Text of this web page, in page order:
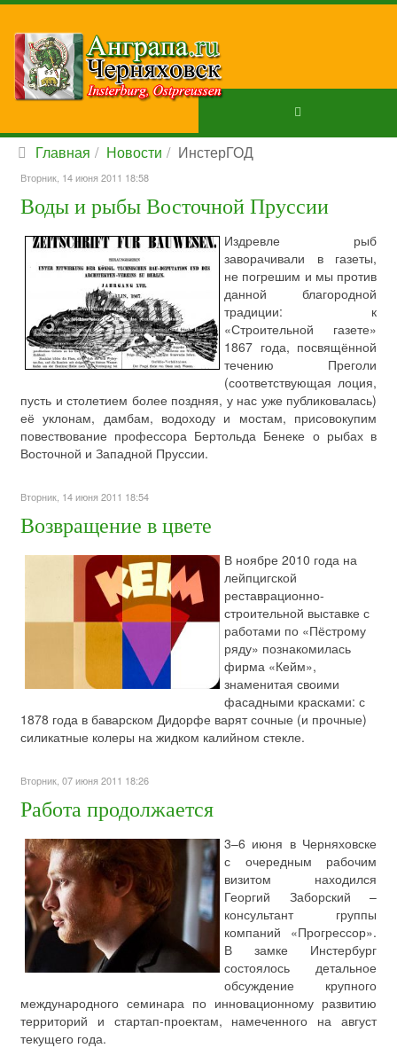
Главная Новости ИнстерГОД
Вторник, 14 июня 2011 18:58
Воды и рыбы Восточной Пруссии
Издревле рыб
заворачивали в газеты,
не погрешим и мы против
данной благородной
традиции: к
«Строительной газете»
1867 года, посвящённой
течению Преголи
(соответствующая лоция,
пусть и столетием более поздняя, у нас уже публиковалась)
её уклонам, дамбам, водоходу и мостам, присовокупим
повествование профессора Бертольда Бенеке о рыбах в
Восточной и Западной Пруссии.
Вторник, 14 июня 2011 18:54
Возвращение в цвете
В ноябре 2010 года на
лейпцигской
реставрационно-
строительной выставке с
работами по «Пёстрому
ряду» познакомилась
фирма «Кейм»,
знаменитая своими
фасадными красками: с
1878 года в баварском Дидорфе варят сочные (и прочные)
силикатные колеры на жидком калийном стекле.
Вторник, 07 июня 2011 18:26
Работа продолжается
3–6 июня в Черняховске
с очередным рабочим
визитом находился
Георгий Заборский –
консультант группы
компаний «Прогрессор».
В замке Инстербург
состоялось детальное
обсуждение крупного
международного семинара по инновационному развитию
территорий и стартап-проектам, намеченного на август
текущего года.